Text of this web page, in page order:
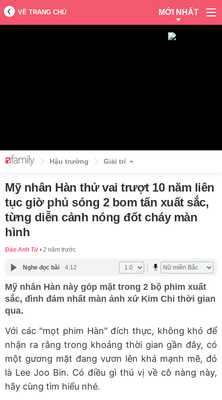
VỀ TRANG CHỦ MỚI NHẤT
Hậu trường Giải trí
Mỹ nhân Hàn thử vai trượt 10 năm liên
tục giờ phủ sóng 2 bom tấn xuất sắc,
từng diễn cảnh nóng đốt cháy màn
hình
Đào Anh Tú 2 năm trước
Nghe đọc bài 4:12
Mỹ nhân Hàn này góp mặt trong 2 bộ phim xuất
sắc, đình đám nhất màn ảnh xứ Kim Chi thời gian
qua.
Với các "mọt phim Hàn" đích thực, không khó để
nhận ra rằng trong khoảng thời gian gần đây, có
một gương mặt đang vươn lên khá mạnh mẽ, đó
là Lee Joo Bin. Có điều gì thú vị về cô nàng này,
hãy cùng tìm hiểu nhé.